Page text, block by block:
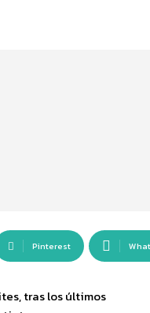
Pinterest
tras los últimos